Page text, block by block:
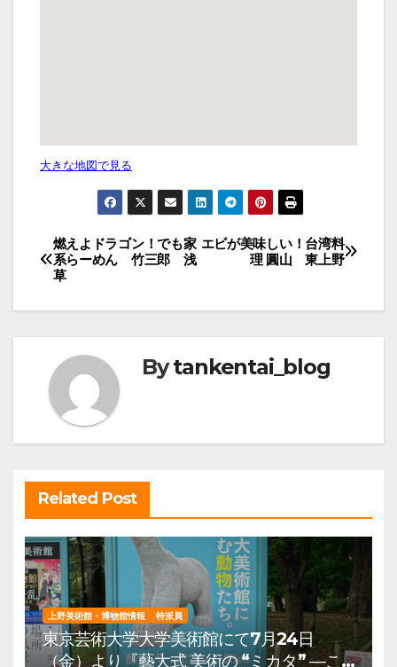
大きな地図で見る
投
稿
ー
シ
エビが美味しい！台湾料
理 圓山 東上野
燃えよドラゴン！でも家
系らーめん 竹三郎 浅
草
Bytankentai_blog
Related Post
上野美術館・博物館情報 特派員
東京芸術大学大学美術館にて7月24日
（金）より『藝大式 美術の “ミカタ” ―こ